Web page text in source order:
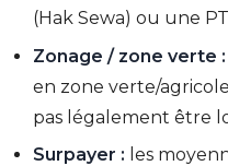
(Hak Sewa) ou une
Zonage / zone verte :
en zone verte/
pas légalement être
Surpayer : les